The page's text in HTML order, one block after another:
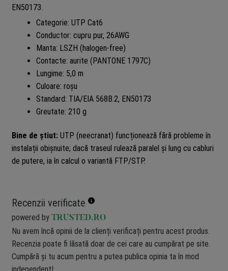
EN50173.
Categorie: UTP Cat6
Conductor: cupru pur, 26AWG
Manta: LSZH (halogen-free)
Contacte: aurite (PANTONE 1797C)
Lungime: 5,0 m
Culoare: roșu
Standard: TIA/EIA 568B.2, EN50173
Greutate: 210 g
Bine de știut:UTP (neecranat) funcționează fără probleme în
instalații obișnuite; dacă traseul rulează paralel și lung cu cabluri
de putere, ia în calcul o variantă FTP/STP.
Recenzii verificate
powered by TRUSTED.RO
Nu avem încă opinii de la clienți verificați pentru acest produs.
Recenzia poate fi lăsată doar de cei care au cumpărat pe site.
Cumpără și tu acum pentru a putea publica opinia ta în mod